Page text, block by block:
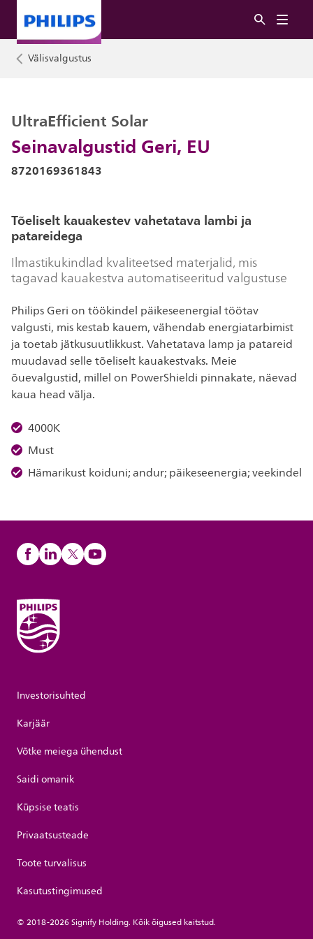
Välisvalgustus
Seinavalgustid Geri, EU
UltraEfficient Solar
8720169361843
Tõeliselt kauakestev vahetatava lambi ja
patareidega
Ilmastikukindlad kvaliteetsed materjalid, mis
tagavad kauakestva automatiseeritud valgustuse
Philips Geri on töökindel päikeseenergial töötav
valgusti, mis kestab kauem, vähendab energiatarbimist
ja toetab jätkusuutlikkust. Vahetatava lamp ja patareid
muudavad selle tõeliselt kauakestvaks. Meie
õuevalgustid, millel on PowerShieldi pinnakate, näevad
kaua head välja.
4000K
Must
Hämarikust koiduni; andur; päikeseenergia; veekindel
Investorisuhted
Karjäär
Võtke meiega ühendust
Saidi omanik
Küpsise teatis
Privaatsusteade
Toote turvalisus
Kasutustingimused
© 2018-2026 Signify Holding. Kõik õigused kaitstud.